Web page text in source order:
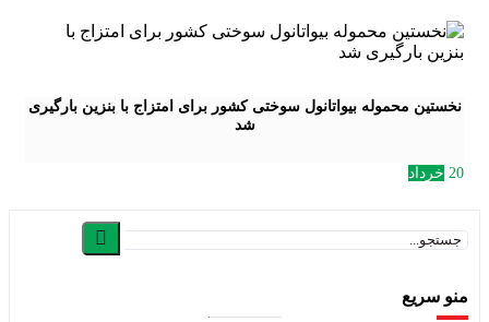
نخستین محموله بیواتانول سوختی کشور برای امتزاج با بنزین بارگیری
شد
20 خرداد
منو سریع